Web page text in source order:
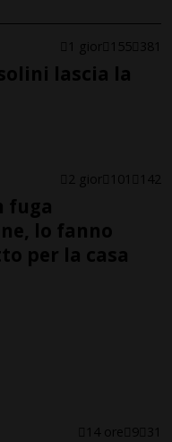
1 gior 155 381
lascia la
2 gior 101 142
fuga
lo fanno
per la casa
14 ore 9 31